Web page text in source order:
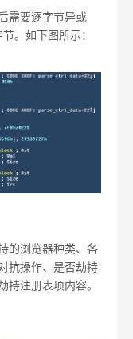
需要逐字节异或
。如下图所示：
的浏览器种类、各
抗操作、是否劫持
持注册表项内容。